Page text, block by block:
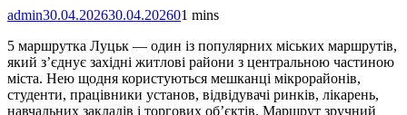
admin30.04.202630.04.202601 mins
5 маршрутка Луцьк — один із популярних міських маршрутів,
який з’єднує західні житлові райони з центральною частиною
міста. Нею щодня користуються мешканці мікрорайонів,
студенти, працівники установ, відвідувачі ринків, лікарень,
навчальних закладів і торгових об’єктів. Маршрут зручний